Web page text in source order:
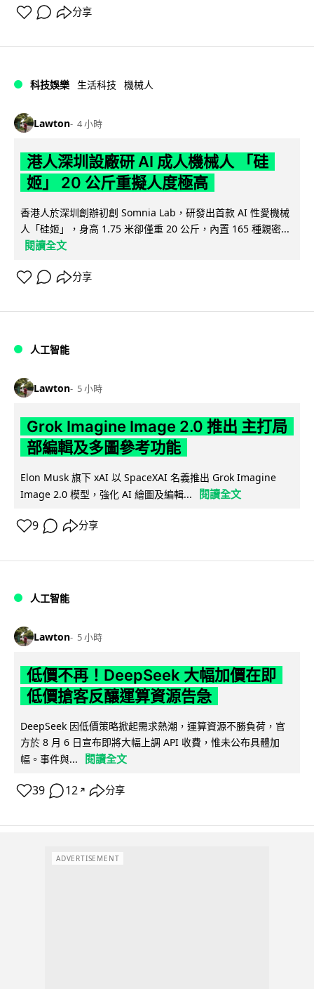
分享
科技娛樂 生活科技 機械人
Lawton 4 小時
港人深圳設廠研 AI 成人機械人 「硅
姬」 20 公斤重擬人度極高
香港人於深圳創辦初創 Somnia Lab，研發出首款 AI 性愛機械
人「硅姬」，身高 1.75 米卻僅重 20 公斤，內置 165 種親密...
閱讀全文
分享
人工智能
Lawton 5 小時
Grok Imagine Image 2.0 推出 主打局
部編輯及多圖參考功能
Elon Musk 旗下 xAI 以 SpaceXAI 名義推出 Grok Imagine
Image 2.0 模型，強化 AI 繪圖及編輯...
閱讀全文
9 分享
人工智能
Lawton 5 小時
低價不再！DeepSeek 大幅加價在即
低價搶客反釀運算資源告急
DeepSeek 因低價策略掀起需求熱潮，運算資源不勝負荷，官
方於 8 月 6 日宣布即將大幅上調 API 收費，惟未公布具體加
幅。事件與...
閱讀全文
39 12 ↗ 分享
ADVERTISEMENT